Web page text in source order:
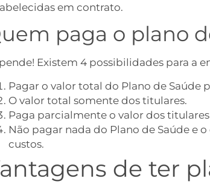
em contrato.
paga o plano
Existem 4 possibilidades para a
Pagar o valor total do Plano de Saúde
O valor total somente dos titulares.
Paga parcialmente o valor dos
Não pagar nada do Plano de Saúde e
custos.
de ter